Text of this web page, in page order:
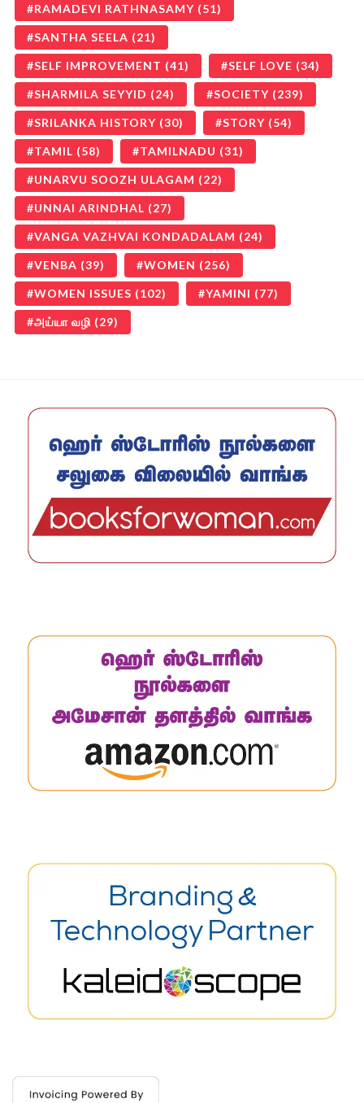
RAMADEVI RATHNASAMY (51)
SANTHA SEELA (21)
SELF IMPROVEMENT (41) SELF LOVE (34)
SHARMILA SEYYID (24) SOCIETY (239)
SRILANKA HISTORY (30) STORY (54)
TAMIL (58) TAMILNADU (31)
UNARVU SOOZH ULAGAM (22)
UNNAI ARINDHAL (27)
VANGA VAZHVAI KONDADALAM (24)
VENBA (39) WOMEN (256)
WOMEN ISSUES (102) YAMINI (77)
அய்யா வழி (29)